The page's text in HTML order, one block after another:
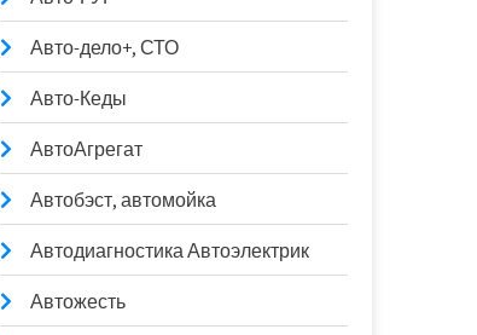
Авто-дело+, СТО
Авто-Кеды
АвтоАгрегат
Автобэст, автомойка
Автодиагностика Автоэлектрик
Автожесть